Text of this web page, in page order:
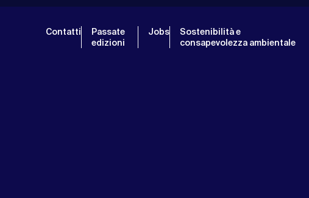
Contatti
Passate
edizioni
Jobs
Sostenibilità e
consapevolezza ambientale